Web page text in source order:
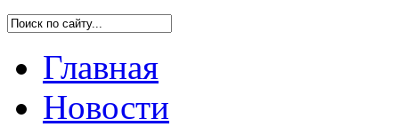
Главная
Новости